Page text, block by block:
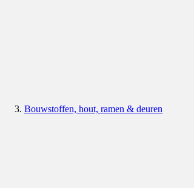
Bouwstoffen, hout, ramen & deuren